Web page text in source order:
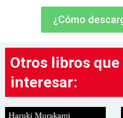
¿Cómo
Otros libros
interesar: